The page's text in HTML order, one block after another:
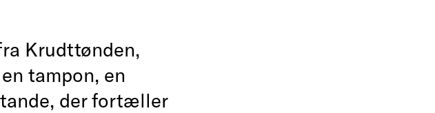
Krudttønden,
tampon, en
der fortæller